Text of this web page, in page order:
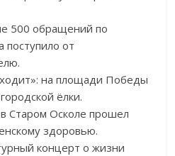
500 обращений по
поступило от
на площади Победы
ёлки.
Старом Осколе прошел
здоровью.
концерт о жизни